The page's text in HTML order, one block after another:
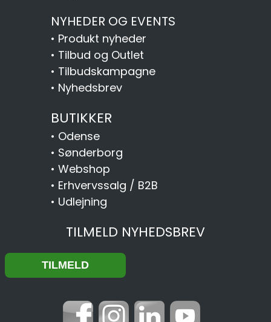
NYHEDER OG EVENTS
• Produkt nyheder
• Tilbud og Outlet
• Tilbudskampagne
• Nyhedsbrev
BUTIKKER
• Odense
• Sønderborg
• Webshop
• Erhvervssalg / B2B
• Udlejning
TILMELD NYHEDSBREV